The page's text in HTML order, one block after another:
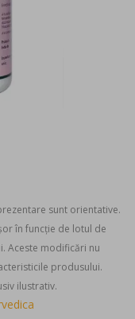
sunt orientative.
în funcție de lotul de
Aceste modificări nu
produsului.
ilustrativ.